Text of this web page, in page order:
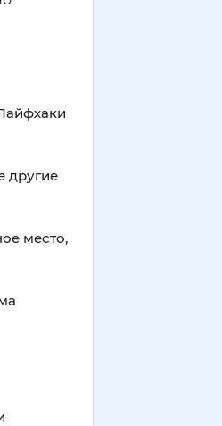
другие
место,